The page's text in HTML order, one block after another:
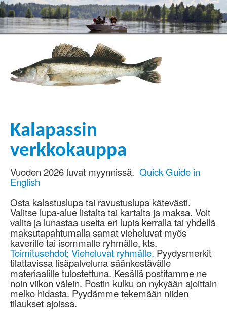
Kalapassin
verkkokauppa
Vuoden 2026 luvat myynnissä. Quick Guide in
English
Osta kalastuslupa tai ravustuslupa kätevästi.
Valitse lupa-alue listalta tai kartalta ja maksa. Voit
valita ja lunastaa useita eri lupia kerralla tai yhdellä
maksutapahtumalla samat vieheluvat myös
kaverille tai isommalle ryhmälle, kts.
Toimitusehdot; Vieheluvat ryhmälle. Pyydysmerkit
tilattavissa lisäpalveluna säänkestävälle
materiaalille tulostettuna. Kesällä postitamme ne
noin viikon välein. Postin kulku on nykyään ajoittain
melko hidasta. Pyydämme tekemään niiden
tilaukset ajoissa.